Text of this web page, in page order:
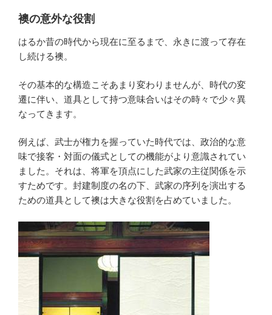
襖の意外な役割
はるか昔の時代から現在に至るまで、永きに渡って存在
し続ける襖。
その基本的な構造こそあまり変わりませんが、時代の変
遷に伴い、道具として持つ意味合いはその時々で少々異
なってきます。
例えば、武士が権力を握っていた時代では、政治的な意
味で接客・対面の儀式としての機能がより意識されてい
ました。それは、将軍を頂点にした武家の主従関係を示
すためです。封建制度の名の下、武家の序列を演出する
ための道具として襖は大きな役割を占めていました。